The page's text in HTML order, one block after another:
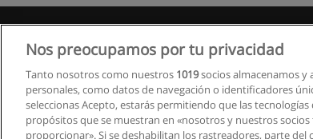
Nos preocupamos por tu privacidad
Tanto nosotros como nuestros 1019socios almacenamos y
personales, como datos de navegación o identificadores
seleccionas Acepto, estarás permitiendo que las
propósitos que se muestran en «nosotros y nuestros
proporcionar». Si se deshabilitan los rastreadores, parte